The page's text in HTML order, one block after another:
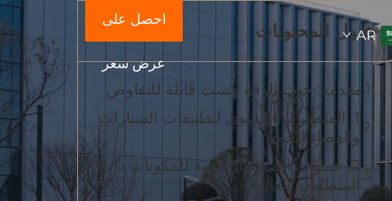
AR
احصل على
عرض سعر
جدول المحتويات
مقدمة: حيث الدقة ليست قابلة للتفاوض
1. المتطلبات القصوى لتطبيقات السيارات
والفضاء الجوي
2. عمليات الصب الرئيسية للمكونات ذات
المتطلبات العالية